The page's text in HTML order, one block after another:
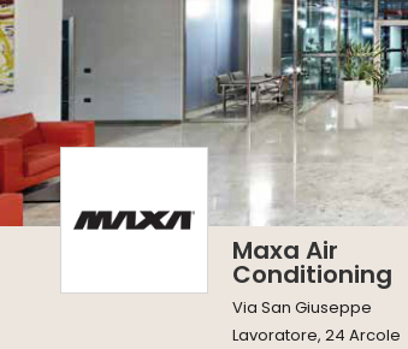
Maxa Air
Conditioning
Via San Giuseppe
Lavoratore, 24 Arcole